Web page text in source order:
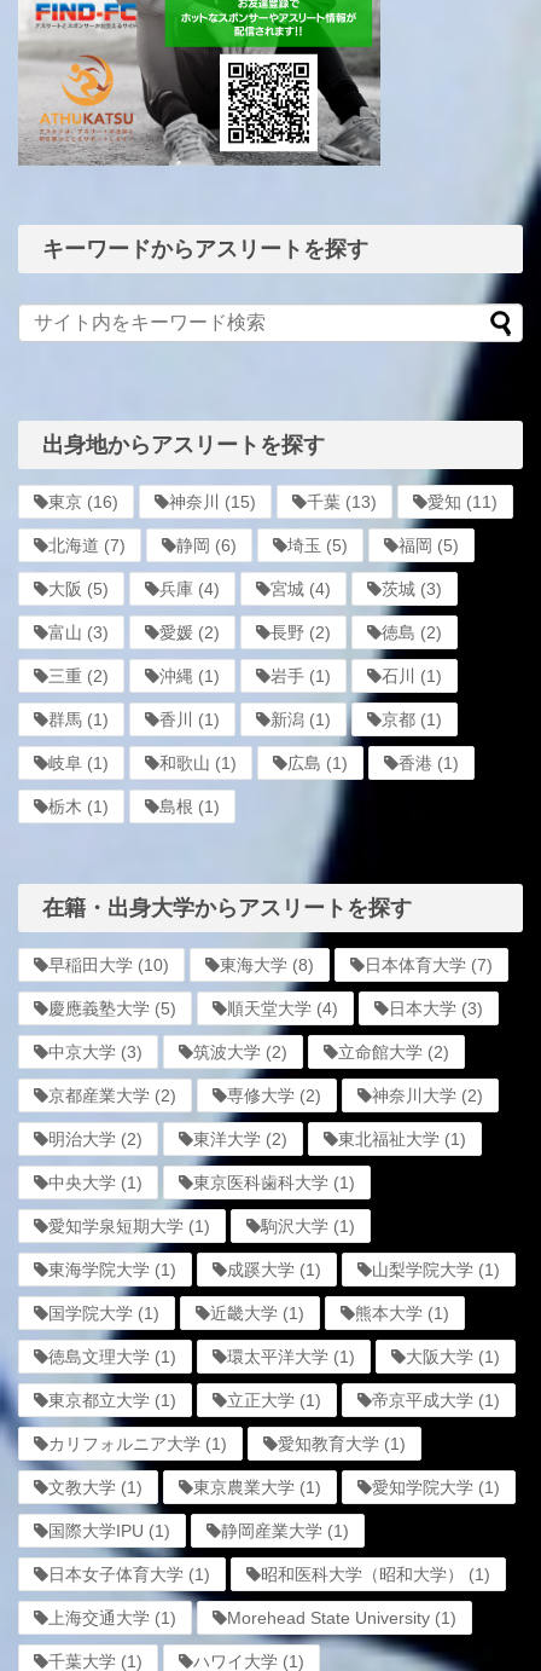
キーワードからアスリートを探す
出身地からアスリートを探す
東京 (16) 神奈川 (15) 千葉 (13) 愛知 (11)
北海道 (7) 静岡 (6) 埼玉 (5) 福岡 (5)
大阪 (5) 兵庫 (4) 宮城 (4) 茨城 (3)
富山 (3) 愛媛 (2) 長野 (2) 徳島 (2)
三重 (2) 沖縄 (1) 岩手 (1) 石川 (1)
群馬 (1) 香川 (1) 新潟 (1) 京都 (1)
岐阜 (1) 和歌山 (1) 広島 (1) 香港 (1)
栃木 (1) 島根 (1)
在籍・出身大学からアスリートを探す
早稲田大学 (10) 東海大学 (8) 日本体育大学 (7)
慶應義塾大学 (5) 順天堂大学 (4) 日本大学 (3)
中京大学 (3) 筑波大学 (2) 立命館大学 (2)
京都産業大学 (2) 専修大学 (2) 神奈川大学 (2)
明治大学 (2) 東洋大学 (2) 東北福祉大学 (1)
中央大学 (1) 東京医科歯科大学 (1)
愛知学泉短期大学 (1) 駒沢大学 (1)
東海学院大学 (1) 成蹊大学 (1) 山梨学院大学 (1)
国学院大学 (1) 近畿大学 (1) 熊本大学 (1)
徳島文理大学 (1) 環太平洋大学 (1) 大阪大学 (1)
東京都立大学 (1) 立正大学 (1) 帝京平成大学 (1)
カリフォルニア大学 (1) 愛知教育大学 (1)
文教大学 (1) 東京農業大学 (1) 愛知学院大学 (1)
国際大学IPU (1) 静岡産業大学 (1)
日本女子体育大学 (1) 昭和医科大学（昭和大学） (1)
上海交通大学 (1) Morehead State University (1)
千葉大学 (1) ハワイ大学 (1)